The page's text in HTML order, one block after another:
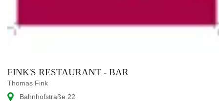
FINK'S RESTAURANT - BAR
Thomas Fink
Bahnhofstraße 22